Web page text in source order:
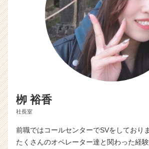
e
e
r）
栁 裕香
社長室
前職ではコールセンターでSVをしており
たくさんのオペレーター達と関わった経